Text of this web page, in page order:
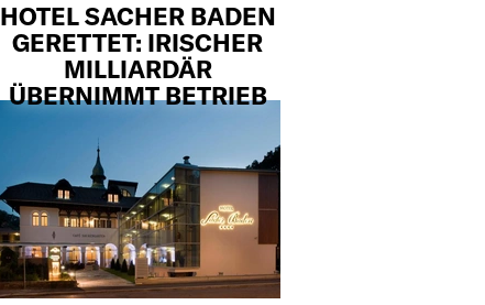
HOTEL SACHER BADEN
GERETTET: IRISCHER
MILLIARDÄR
ÜBERNIMMT BETRIEB